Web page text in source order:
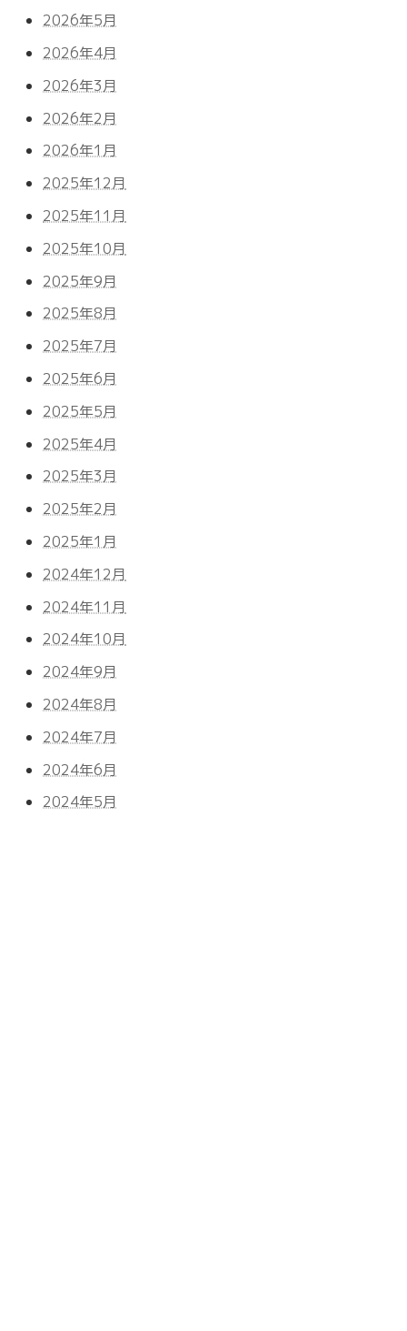
2026年5月
2026年4月
2026年3月
2026年2月
2026年1月
2025年12月
2025年11月
2025年10月
2025年9月
2025年8月
2025年7月
2025年6月
2025年5月
2025年4月
2025年3月
2025年2月
2025年1月
2024年12月
2024年11月
2024年10月
2024年9月
2024年8月
2024年7月
2024年6月
2024年5月